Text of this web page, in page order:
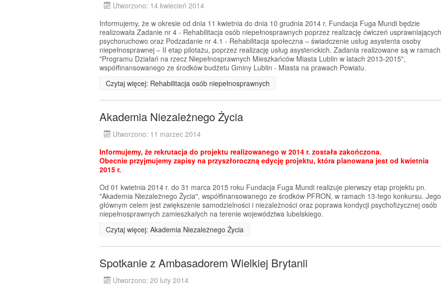
Utworzono: 14 kwiecień 2014
Informujemy, że w okresie od dnia 11 kwietnia do dnia 10 grudnia 2014 r. Fundacja Fuga Mundi będzie
realizowała Zadanie nr 4 - Rehabilitacja osób niepełnosprawnych poprzez realizację ćwiczeń usprawniających
psychoruchowo oraz Podzadanie nr 4.1 - Rehabilitacja społeczna – świadczenie usług asystenta osoby
niepełnosprawnej – II etap pilotażu, poprzez realizację usług asystenckich. Zadania realizowane są w ramach
"Programu Działań na rzecz Niepełnosprawnych Mieszkańców Miasta Lublin w latach 2013-2015",
współfinansowanego ze środków budżetu Gminy Lublin - Miasta na prawach Powiatu.
Czytaj więcej: Rehabilitacja osób niepełnosprawnych
Akademia Niezależnego Życia
Utworzono: 11 marzec 2014
Informujemy, że rekrutacja do projektu realizowanego w 2014 r. została zakończona.
Obecnie przyjmujemy zapisy na przyszłoroczną edycję projektu, która planowana jest od kwietnia
2015 r.
Od 01 kwietnia 2014 r. do 31 marca 2015 roku Fundacja Fuga Mundi realizuje pierwszy etap projektu pn.
"Akademia Niezależnego Życia", współfinansowanego ze środków PFRON, w ramach 13-tego konkursu. Jego
głównym celem jest zwiększenie samodzielności i niezależności oraz poprawa kondycji psychofizycznej osób
niepełnosprawnych zamieszkałych na terenie województwa lubelskiego.
Czytaj więcej: Akademia Niezależnego Życia
Spotkanie z Ambasadorem Wielkiej Brytanii
Utworzono: 20 luty 2014